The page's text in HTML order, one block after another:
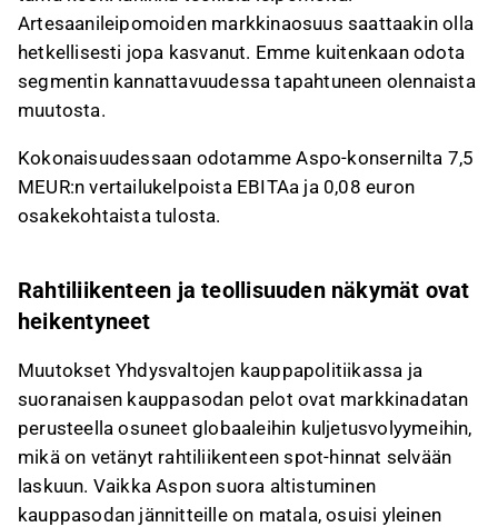
Artesaanileipomoiden markkinaosuus saattaakin olla
hetkellisesti jopa kasvanut. Emme kuitenkaan odota
segmentin kannattavuudessa tapahtuneen olennaista
muutosta.
Kokonaisuudessaan odotamme Aspo-konsernilta 7,5
MEUR:n vertailukelpoista EBITAa ja 0,08 euron
osakekohtaista tulosta.
Rahtiliikenteen ja teollisuuden näkymät ovat
heikentyneet
Muutokset Yhdysvaltojen kauppapolitiikassa ja
suoranaisen kauppasodan pelot ovat markkinadatan
perusteella osuneet globaaleihin kuljetusvolyymeihin,
mikä on vetänyt rahtiliikenteen spot-hinnat selvään
laskuun. Vaikka Aspon suora altistuminen
kauppasodan jännitteille on matala, osuisi yleinen